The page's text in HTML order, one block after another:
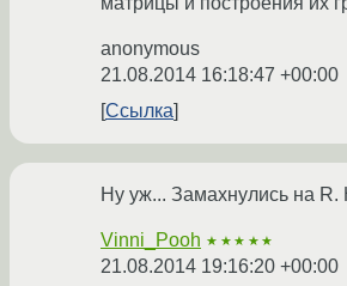
anonymous
21.08.2014 16:18:47 +00:00
Ссылка
Ну уж... Замахнулись на R.
Vinni_Pooh ★★★★★
21.08.2014 19:16:20 +00:00